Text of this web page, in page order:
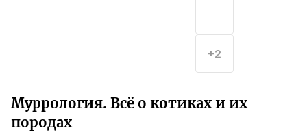
Муррология. Всё о котиках и их
породах
+2